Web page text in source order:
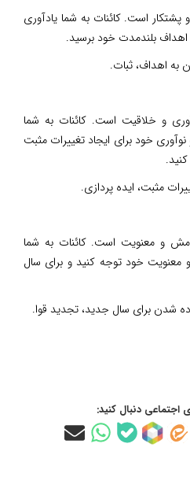
پشتکار است. کائنات به شما یادآوری
اهداف بلندمدت خود برسید.
به اهداف، ثبات.
و خلاقیت است. کائنات به شما
خود برای ایجاد تغییرات مثبت
مثبت، ایده پردازی.
و معنویت است. کائنات به شما
معنویت خود توجه کنید و برای سال
شدن برای سال جدید، تجدید قوا.
اجتماعی دنبال کنید: